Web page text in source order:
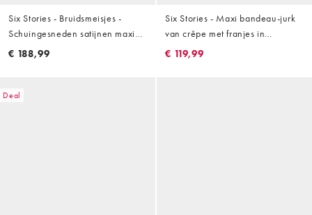
Six Stories - Bruidsmeisjes -
Schuingesneden satijnen maxi
jurk met blote schouder in zwart
€ 188,99
Six Stories - Maxi bandeau-jurk
van crêpe met franjes in
magenta
€ 119,99
Deal